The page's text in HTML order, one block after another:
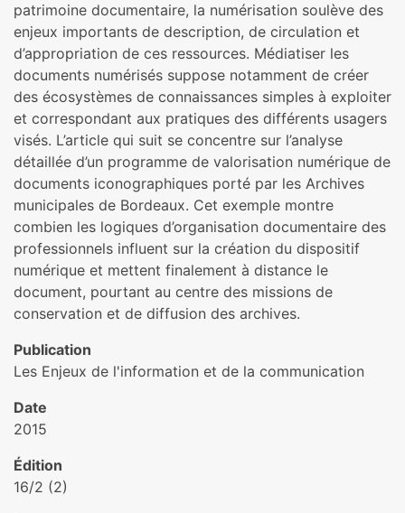
patrimoine documentaire, la numérisation soulève des
enjeux importants de description, de circulation et
d’appropriation de ces ressources. Médiatiser les
documents numérisés suppose notamment de créer
des écosystèmes de connaissances simples à exploiter
et correspondant aux pratiques des différents usagers
visés. L’article qui suit se concentre sur l’analyse
détaillée d’un programme de valorisation numérique de
documents iconographiques porté par les Archives
municipales de Bordeaux. Cet exemple montre
combien les logiques d’organisation documentaire des
professionnels influent sur la création du dispositif
numérique et mettent finalement à distance le
document, pourtant au centre des missions de
conservation et de diffusion des archives.
Publication
Les Enjeux de l'information et de la communication
Date
2015
Édition
16/2 (2)